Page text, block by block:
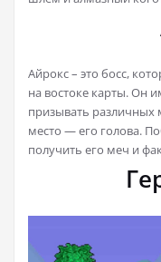
Айрокс – это босс,
на востоке карты. Он
призывать различных
место — его голова.
получить его меч и